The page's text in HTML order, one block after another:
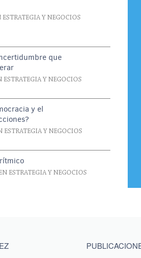
Y NEGOCIOS
que
ESTRATEGIA Y NEGOCIOS
y el
ESTRATEGIA Y NEGOCIOS
ESTRATEGIA Y NEGOCIOS